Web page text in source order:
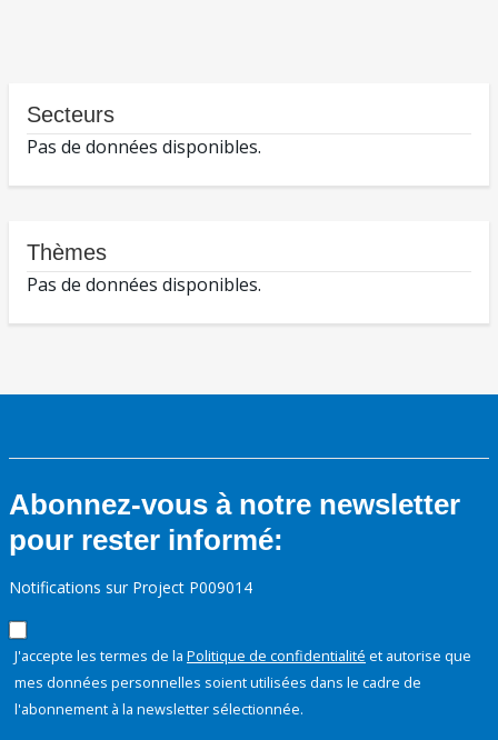
Secteurs
Pas de données disponibles.
Thèmes
Pas de données disponibles.
Abonnez-vous à notre newsletter
pour rester informé:
Notifications sur Project P009014
J'accepte les termes de la Politique de confidentialité et autorise que
mes données personnelles soient utilisées dans le cadre de
l'abonnement à la newsletter sélectionnée.